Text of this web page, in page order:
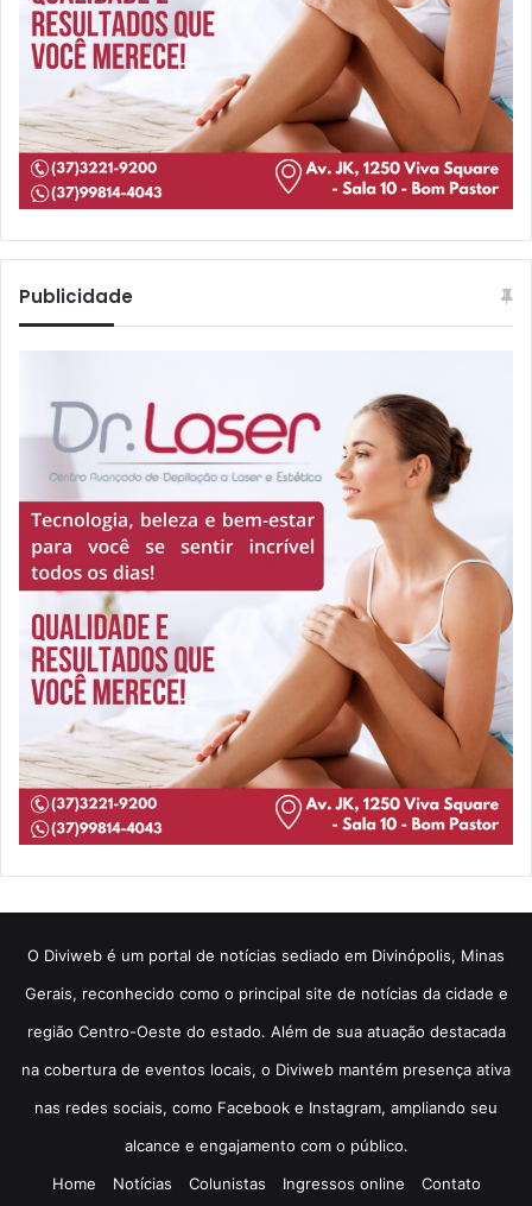
Publicidade
​O Diviweb é um portal de notícias sediado em Divinópolis, Minas
Gerais, reconhecido como o principal site de notícias da cidade e
região Centro-Oeste do estado. Além de sua atuação destacada
na cobertura de eventos locais, o Diviweb mantém presença ativa
nas redes sociais, como Facebook e Instagram, ampliando seu
alcance e engajamento com o público.
Home
Notícias Colunistas Ingressos online Contato